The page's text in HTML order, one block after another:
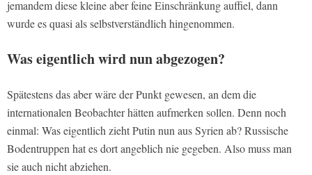
jemandem diese kleine aber feine Einschränkung auffiel, dann
wurde es quasi als selbstverständlich hingenommen.
Was eigentlich wird nun abgezogen?
Spätestens das aber wäre der Punkt gewesen, an dem die
internationalen Beobachter hätten aufmerken sollen. Denn noch
einmal: Was eigentlich zieht Putin nun aus Syrien ab? Russische
Bodentruppen hat es dort angeblich nie gegeben. Also muss man
sie auch nicht abziehen.